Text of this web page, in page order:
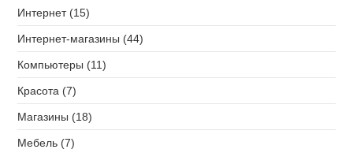
Интернет (15)
Интернет-магазины (44)
Компьютеры (11)
Красота (7)
Магазины (18)
Мебель (7)